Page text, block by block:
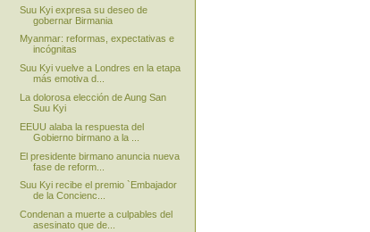
Suu Kyi expresa su deseo de
gobernar Birmania
Myanmar: reformas, expectativas e
incógnitas
Suu Kyi vuelve a Londres en la etapa
más emotiva d...
La dolorosa elección de Aung San
Suu Kyi
EEUU alaba la respuesta del
Gobierno birmano a la ...
El presidente birmano anuncia nueva
fase de reform...
Suu Kyi recibe el premio `Embajador
de la Concienc...
Condenan a muerte a culpables del
asesinato que de...